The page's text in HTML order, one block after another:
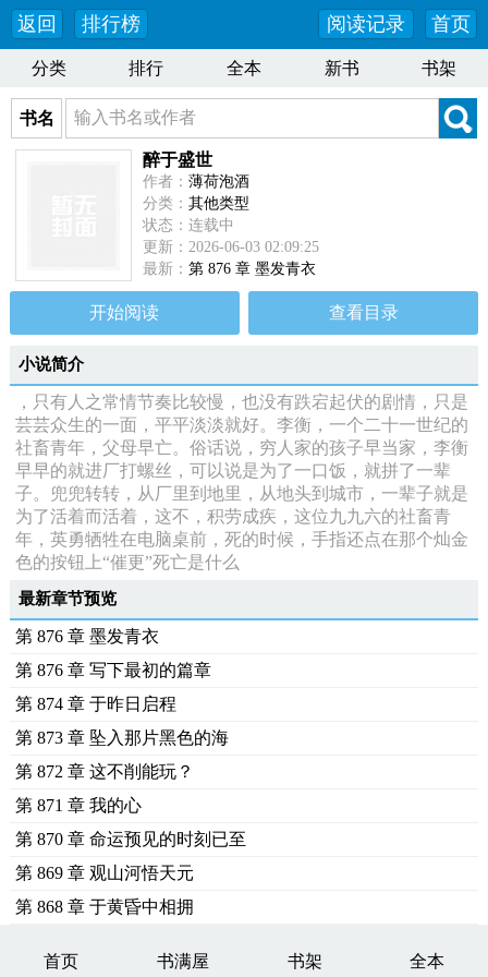
返回 排行榜 首页
阅读记录
分类 排行 全本 新书 书架
书名
醉于盛世
作者： 薄荷泡酒
分类： 其他类型
状态：连载中
更新：2026-06-03 02:09:25
最新： 第 876 章 墨发青衣
开始阅读 查看目录
小说简介
，只有人之常情节奏比较慢，也没有跌宕起伏的剧情，只是
芸芸众生的一面，平平淡淡就好。李衡，一个二十一世纪的
社畜青年，父母早亡。俗话说，穷人家的孩子早当家，李衡
早早的就进厂打螺丝，可以说是为了一口饭，就拼了一辈
子。兜兜转转，从厂里到地里，从地头到城市，一辈子就是
为了活着而活着，这不，积劳成疾，这位九九六的社畜青
年，英勇牺牲在电脑桌前，死的时候，手指还点在那个灿金
色的按钮上“催更”死亡是什么
最新章节预览
第 876 章 墨发青衣
第 876 章 写下最初的篇章
第 874 章 于昨日启程
第 873 章 坠入那片黑色的海
第 872 章 这不削能玩？
第 871 章 我的心
第 870 章 命运预见的时刻已至
第 869 章 观山河悟天元
第 868 章 于黄昏中相拥
首页 书满屋 书架 全本